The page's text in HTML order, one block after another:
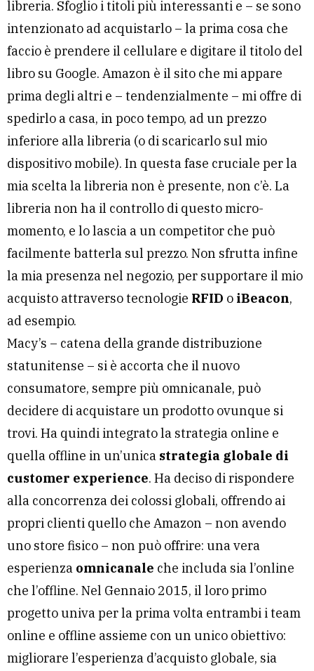
libreria. Sfoglio i titoli più interessanti e – se sono
intenzionato ad acquistarlo – la prima cosa che
faccio è prendere il cellulare e digitare il titolo del
libro su Google. Amazon è il sito che mi appare
prima degli altri e – tendenzialmente – mi offre di
spedirlo a casa, in poco tempo, ad un prezzo
inferiore alla libreria (o di scaricarlo sul mio
dispositivo mobile). In questa fase cruciale per la
mia scelta la libreria non è presente, non c’è. La
libreria non ha il controllo di questo micro-
momento, e lo lascia a un competitor che può
facilmente batterla sul prezzo. Non sfrutta infine
la mia presenza nel negozio, per supportare il mio
acquisto attraverso tecnologie RFID o iBeacon,
ad esempio.
Macy’s – catena della grande distribuzione
statunitense – si è accorta che il nuovo
consumatore, sempre più omnicanale, può
decidere di acquistare un prodotto ovunque si
trovi. Ha quindi integrato la strategia online e
quella offline in un’unica strategia globale di
customer experience. Ha deciso di rispondere
alla concorrenza dei colossi globali, offrendo ai
propri clienti quello che Amazon – non avendo
uno store fisico – non può offrire: una vera
esperienza omnicanale che includa sia l’online
che l’offline. Nel Gennaio 2015, il loro primo
progetto univa per la prima volta entrambi i team
online e offline assieme con un unico obiettivo:
migliorare l’esperienza d’acquisto globale, sia